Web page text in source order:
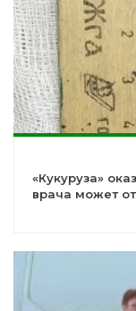
«Кукуруза»
врача может